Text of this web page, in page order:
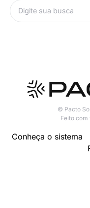
© Pacto
Feito com
Conheça o sistema